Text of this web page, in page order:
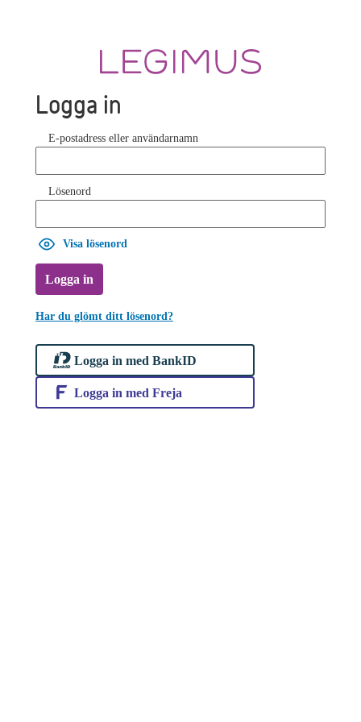
Logga in
E-postadress eller användarnamn
Lösenord
Visa lösenord
Logga in
Har du glömt ditt lösenord?
Logga in med BankID
Logga in med Freja